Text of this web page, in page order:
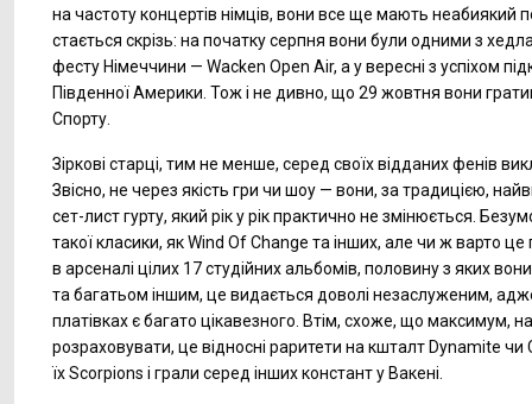
на частоту концертів німців, вони все ще мають неабиякий
стається скрізь: на початку серпня вони були одними з
фесту Німеччини — Wacken Open Air, а у вересні з успіхом
Південної Америки. Тож і не дивно, що 29 жовтня вони
Спорту.
Зіркові старці, тим не менше, серед своїх відданих фенів
Звісно, не через якість гри чи шоу — вони, за традицією,
сет-лист гурту, який рік у рік практично не змінюється.
такої класики, як Wind Of Change та інших, але чи ж варто
в арсеналі цілих 17 студійних альбомів, половину з яких
та багатьом іншим, це видається доволі незаслуженим,
платівках є багато цікавезного. Втім, схоже, що максимум,
розраховувати, це відносні раритети на кшталт Dynamite
їх Scorpions і грали серед інших констант у Вакені.